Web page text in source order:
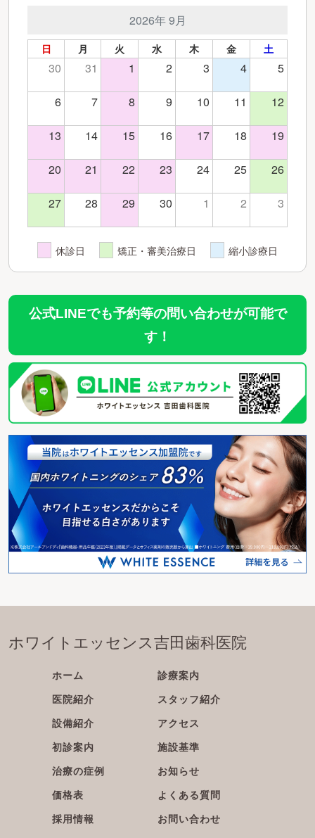
2026年 9月
日 月 火 水 木 金 土
30 31 1 2 3 4 5
6 7 8 9 10 11 12
13 14 15 16 17 18 19
20 21 22 23 24 25 26
27 28 29 30 1 2 3
休診日 矯正・審美治療日 縮小診療日
公式LINEでも予約等の問い合わせが可能で
す！
ホワイトエッセンス吉田歯科医院
ホーム
医院紹介
設備紹介
初診案内
診療案内
スタッフ紹介
アクセス
施設基準
治療の症例
価格表
採用情報
お知らせ
よくある質問
お問い合わせ